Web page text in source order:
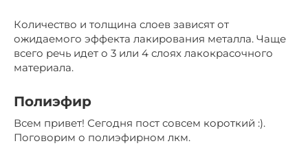
Количество и толщина слоев зависят от
ожидаемого эффекта лакирования металла. Чаще
всего речь идет о 3 или 4 слоях лакокрасочного
материала.
Полиэфир
Всем привет! Сегодня пост совсем короткий :).
Поговорим о полиэфирном лкм.